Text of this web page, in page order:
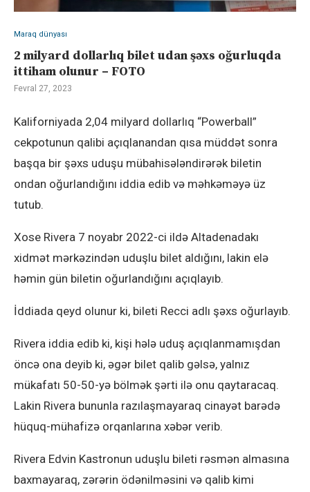
Maraq dünyası
2 milyard dollarlıq bilet udan şəxs oğurluqda
ittiham olunur – FOTO
Fevral 27, 2023
Kaliforniyada 2,04 milyard dollarlıq “Powerball”
cekpotunun qalibi açıqlanandan qısa müddət sonra
başqa bir şəxs uduşu mübahisələndirərək biletin
ondan oğurlandığını iddia edib və məhkəməyə üz
tutub.
Xose Rivera 7 noyabr 2022-ci ildə Altadenadakı
xidmət mərkəzindən uduşlu bilet aldığını, lakin elə
həmin gün biletin oğurlandığını açıqlayıb.
İddiada qeyd olunur ki, bileti Recci adlı şəxs oğurlayıb.
Rivera iddia edib ki, kişi hələ uduş açıqlanmamışdan
öncə ona deyib ki, əgər bilet qalib gəlsə, yalnız
mükafatı 50-50-yə bölmək şərti ilə onu qaytaracaq.
Lakin Rivera bununla razılaşmayaraq cinayət barədə
hüquq-mühafizə orqanlarına xəbər verib.
Rivera Edvin Kastronun uduşlu bileti rəsmən almasına
baxmayaraq, zərərin ödənilməsini və qalib kimi